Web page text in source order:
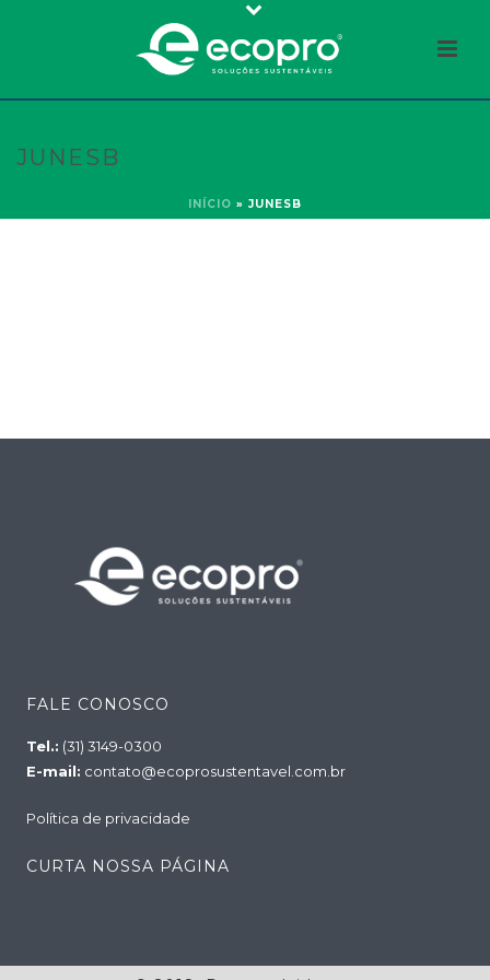
JUNESB
INÍCIO » JUNESB
FALE CONOSCO
Tel.: (31) 3149-0300
E-mail: contato@ecoprosustentavel.com.br
Política de privacidade
CURTA NOSSA PÁGINA